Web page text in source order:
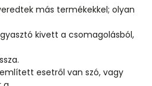
más termékekkel; olyan
kivett a csomagolásból,
említett esetről van szó, vagy